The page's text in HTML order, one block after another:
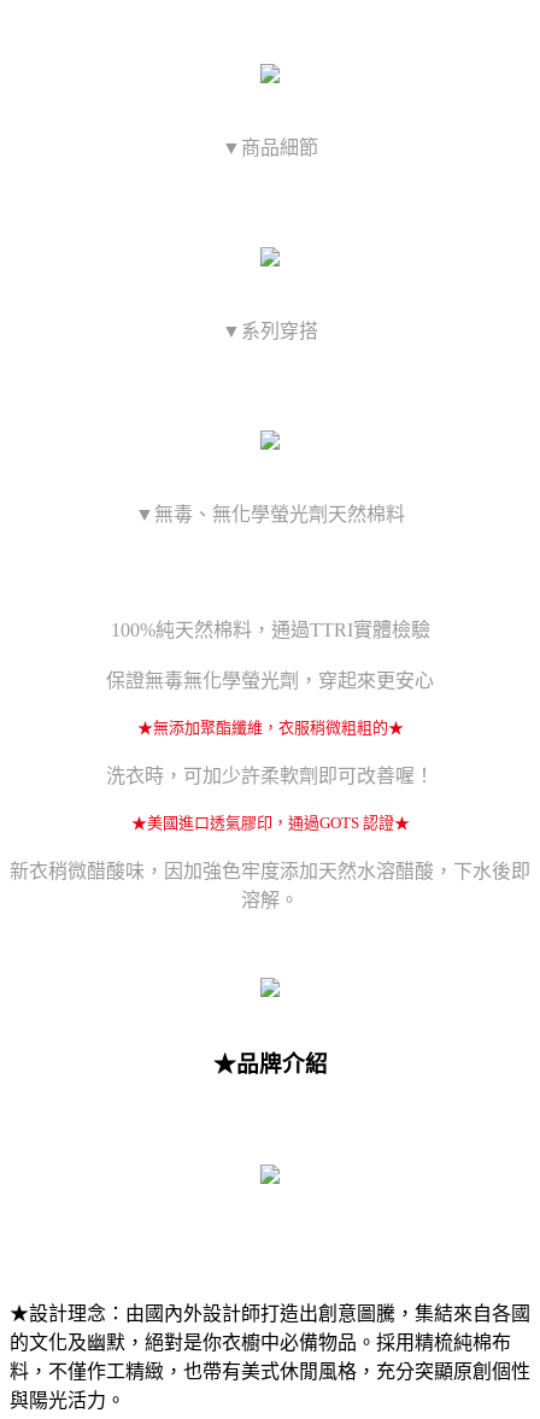
▼商品細節
▼系列穿搭
▼無毒、無化學螢光劑天然棉料
100%純天然棉料，通過TTRI實體檢驗
保證無毒無化學螢光劑，穿起來更安心
★無添加聚酯纖維，衣服稍微粗粗的★
洗衣時，可加少許柔軟劑即可改善喔！
★美國進口透氣膠印，通過GOTS 認證★
新衣稍微醋酸味，因加強色牢度添加天然水溶醋酸，下水後即
溶解。
★品牌介紹
★設計理念：由國內外設計師打造出創意圖騰，集結來自各國
的文化及幽默，絕對是你衣櫥中必備物品。採用精梳純棉布
料，不僅作工精緻，也帶有美式休閒風格，充分突顯原創個性
與陽光活力。